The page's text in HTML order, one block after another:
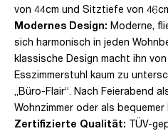
von 44cm und Sitztiefe von
Modernes Design: Moderne,
sich harmonisch in jeden
klassische Design macht ihn
Esszimmerstuhl kaum zu
„Büro-Flair“. Nach Feierabend
Wohnzimmer oder als
Zertifizierte Qualität: TÜV-